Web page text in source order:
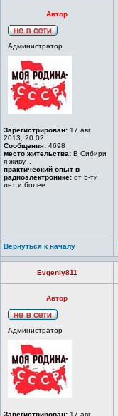
Автор
Администратор
Зарегистрирован: 17 авг
2013, 20:02
Сообщения: 4698
место жительства: В Сибири
я живу...
практический опыт в
радиоэлектронике: от 5-ти
лет и более
Вернуться к началу
Evgeniy811
Автор
Администратор
Зарегистрирован: 17 авг